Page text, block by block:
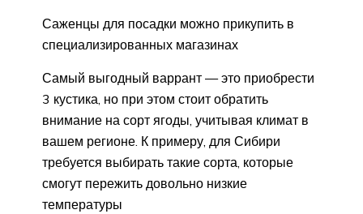
Саженцы для посадки можно прикупить в
специализированных магазинах
Самый выгодный варрант — это приобрести
3 кустика, но при этом стоит обратить
внимание на сорт ягоды, учитывая климат в
вашем регионе. К примеру, для Сибири
требуется выбирать такие сорта, которые
смогут пережить довольно низкие
температуры